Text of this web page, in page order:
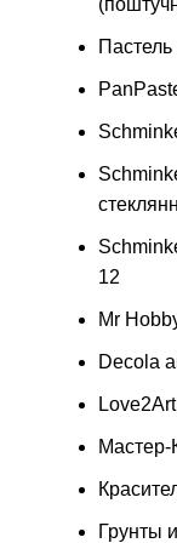
12
Mr
Decola
Мастер-
Грунты